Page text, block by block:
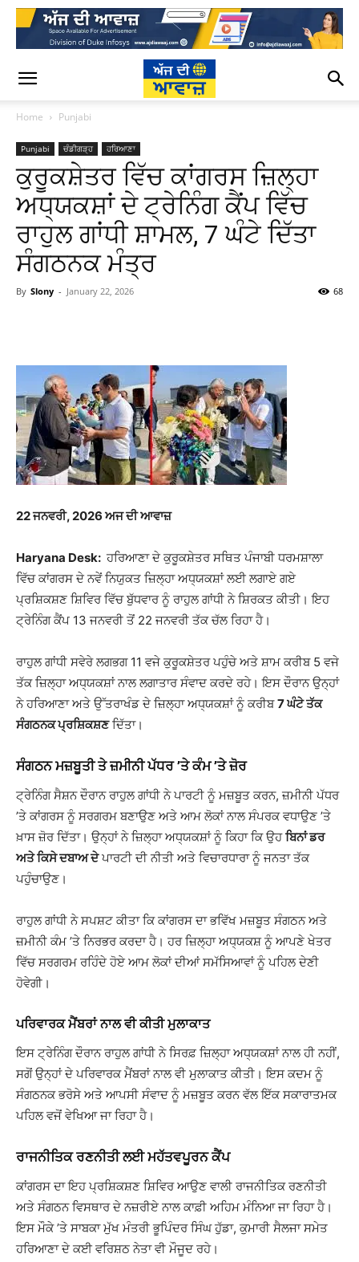
Home Punjabi
Punjabi ਚੰਡੀਗੜ੍ਹ ਹਰਿਆਣਾ
ਕੁਰੂਕਸ਼ੇਤਰ ਵਿੱਚ ਕਾਂਗਰਸ ਜ਼ਿਲ੍ਹਾ
ਅਧ੍ਯਕਸ਼ਾਂ ਦੇ ਟ੍ਰੇਨਿੰਗ ਕੈਂਪ ਵਿੱਚ
ਰਾਹੁਲ ਗਾਂਧੀ ਸ਼ਾਮਲ, 7 ਘੰਟੇ ਦਿੱਤਾ
ਸੰਗਠਨਕ ਮੰਤ੍ਰ
By Slony - January 22, 2026 68
22 ਜਨਵਰੀ, 2026 ਅਜ ਦੀ ਆਵਾਜ਼
Haryana Desk: ਹਰਿਆਣਾ ਦੇ ਕੁਰੂਕਸ਼ੇਤਰ ਸਥਿਤ ਪੰਜਾਬੀ ਧਰਮਸ਼ਾਲਾ
ਵਿੱਚ ਕਾਂਗਰਸ ਦੇ ਨਵੇਂ ਨਿਯੁਕਤ ਜ਼ਿਲ੍ਹਾ ਅਧ੍ਯਕਸ਼ਾਂ ਲਈ ਲਗਾਏ ਗਏ
ਪ੍ਰਸ਼ਿਕਸ਼ਣ ਸ਼ਿਵਿਰ ਵਿੱਚ ਬੁੱਧਵਾਰ ਨੂੰ ਰਾਹੁਲ ਗਾਂਧੀ ਨੇ ਸ਼ਿਰਕਤ ਕੀਤੀ। ਇਹ
ਟ੍ਰੇਨਿੰਗ ਕੈਂਪ 13 ਜਨਵਰੀ ਤੋਂ 22 ਜਨਵਰੀ ਤੱਕ ਚੱਲ ਰਿਹਾ ਹੈ।
ਰਾਹੁਲ ਗਾਂਧੀ ਸਵੇਰੇ ਲਗਭਗ 11 ਵਜੇ ਕੁਰੂਕਸ਼ੇਤਰ ਪਹੁੰਚੇ ਅਤੇ ਸ਼ਾਮ ਕਰੀਬ 5 ਵਜੇ
ਤੱਕ ਜ਼ਿਲ੍ਹਾ ਅਧ੍ਯਕਸ਼ਾਂ ਨਾਲ ਲਗਾਤਾਰ ਸੰਵਾਦ ਕਰਦੇ ਰਹੇ। ਇਸ ਦੌਰਾਨ ਉਨ੍ਹਾਂ
ਨੇ ਹਰਿਆਣਾ ਅਤੇ ਉੱਤਰਾਖੰਡ ਦੇ ਜ਼ਿਲ੍ਹਾ ਅਧ੍ਯਕਸ਼ਾਂ ਨੂੰ ਕਰੀਬ7 ਘੰਟੇ ਤੱਕ
ਸੰਗਠਨਕ ਪ੍ਰਸ਼ਿਕਸ਼ਣਦਿੱਤਾ।
ਸੰਗਠਨ ਮਜ਼ਬੂਤੀ ਤੇ ਜ਼ਮੀਨੀ ਪੱਧਰ ’ਤੇ ਕੰਮ ’ਤੇ ਜ਼ੋਰ
ਟ੍ਰੇਨਿੰਗ ਸੈਸ਼ਨ ਦੌਰਾਨ ਰਾਹੁਲ ਗਾਂਧੀ ਨੇ ਪਾਰਟੀ ਨੂੰ ਮਜ਼ਬੂਤ ਕਰਨ, ਜ਼ਮੀਨੀ ਪੱਧਰ
’ਤੇ ਕਾਂਗਰਸ ਨੂੰ ਸਰਗਰਮ ਬਣਾਉਣ ਅਤੇ ਆਮ ਲੋਕਾਂ ਨਾਲ ਸੰਪਰਕ ਵਧਾਉਣ ’ਤੇ
ਖ਼ਾਸ ਜ਼ੋਰ ਦਿੱਤਾ। ਉਨ੍ਹਾਂ ਨੇ ਜ਼ਿਲ੍ਹਾ ਅਧ੍ਯਕਸ਼ਾਂ ਨੂੰ ਕਿਹਾ ਕਿ ਉਹਬਿਨਾਂ ਡਰ
ਅਤੇ ਕਿਸੇ ਦਬਾਅ ਦੇਪਾਰਟੀ ਦੀ ਨੀਤੀ ਅਤੇ ਵਿਚਾਰਧਾਰਾ ਨੂੰ ਜਨਤਾ ਤੱਕ
ਪਹੁੰਚਾਉਣ।
ਰਾਹੁਲ ਗਾਂਧੀ ਨੇ ਸਪਸ਼ਟ ਕੀਤਾ ਕਿ ਕਾਂਗਰਸ ਦਾ ਭਵਿੱਖ ਮਜ਼ਬੂਤ ਸੰਗਠਨ ਅਤੇ
ਜ਼ਮੀਨੀ ਕੰਮ ’ਤੇ ਨਿਰਭਰ ਕਰਦਾ ਹੈ। ਹਰ ਜ਼ਿਲ੍ਹਾ ਅਧ੍ਯਕਸ਼ ਨੂੰ ਆਪਣੇ ਖੇਤਰ
ਵਿੱਚ ਸਰਗਰਮ ਰਹਿੰਦੇ ਹੋਏ ਆਮ ਲੋਕਾਂ ਦੀਆਂ ਸਮੱਸਿਆਵਾਂ ਨੂੰ ਪਹਿਲ ਦੇਣੀ
ਹੋਵੇਗੀ।
ਪਰਿਵਾਰਕ ਮੈਂਬਰਾਂ ਨਾਲ ਵੀ ਕੀਤੀ ਮੁਲਾਕਾਤ
ਇਸ ਟ੍ਰੇਨਿੰਗ ਦੌਰਾਨ ਰਾਹੁਲ ਗਾਂਧੀ ਨੇ ਸਿਰਫ਼ ਜ਼ਿਲ੍ਹਾ ਅਧ੍ਯਕਸ਼ਾਂ ਨਾਲ ਹੀ ਨਹੀਂ,
ਸਗੋਂ ਉਨ੍ਹਾਂ ਦੇ ਪਰਿਵਾਰਕ ਮੈਂਬਰਾਂ ਨਾਲ ਵੀ ਮੁਲਾਕਾਤ ਕੀਤੀ। ਇਸ ਕਦਮ ਨੂੰ
ਸੰਗਠਨਕ ਭਰੋਸੇ ਅਤੇ ਆਪਸੀ ਸੰਵਾਦ ਨੂੰ ਮਜ਼ਬੂਤ ਕਰਨ ਵੱਲ ਇੱਕ ਸਕਾਰਾਤਮਕ
ਪਹਿਲ ਵਜੋਂ ਵੇਖਿਆ ਜਾ ਰਿਹਾ ਹੈ।
ਰਾਜਨੀਤਿਕ ਰਣਨੀਤੀ ਲਈ ਮਹੱਤਵਪੂਰਨ ਕੈਂਪ
ਕਾਂਗਰਸ ਦਾ ਇਹ ਪ੍ਰਸ਼ਿਕਸ਼ਣ ਸ਼ਿਵਿਰ ਆਉਣ ਵਾਲੀ ਰਾਜਨੀਤਿਕ ਰਣਨੀਤੀ
ਅਤੇ ਸੰਗਠਨ ਵਿਸਥਾਰ ਦੇ ਨਜ਼ਰੀਏ ਨਾਲ ਕਾਫ਼ੀ ਅਹਿਮ ਮੰਨਿਆ ਜਾ ਰਿਹਾ ਹੈ।
ਇਸ ਮੌਕੇ ’ਤੇ ਸਾਬਕਾ ਮੁੱਖ ਮੰਤਰੀ ਭੂਪਿੰਦਰ ਸਿੰਘ ਹੁੱਡਾ, ਕੁਮਾਰੀ ਸੈਲਜਾ ਸਮੇਤ
ਹਰਿਆਣਾ ਦੇ ਕਈ ਵਰਿਸ਼ਠ ਨੇਤਾ ਵੀ ਮੌਜੂਦ ਰਹੇ।